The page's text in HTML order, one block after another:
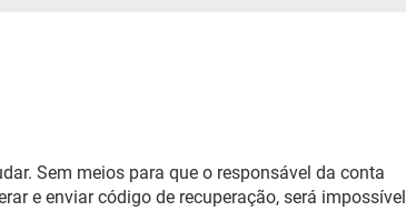
Sem meios para que o responsável da conta
e enviar código de recuperação, será impossível